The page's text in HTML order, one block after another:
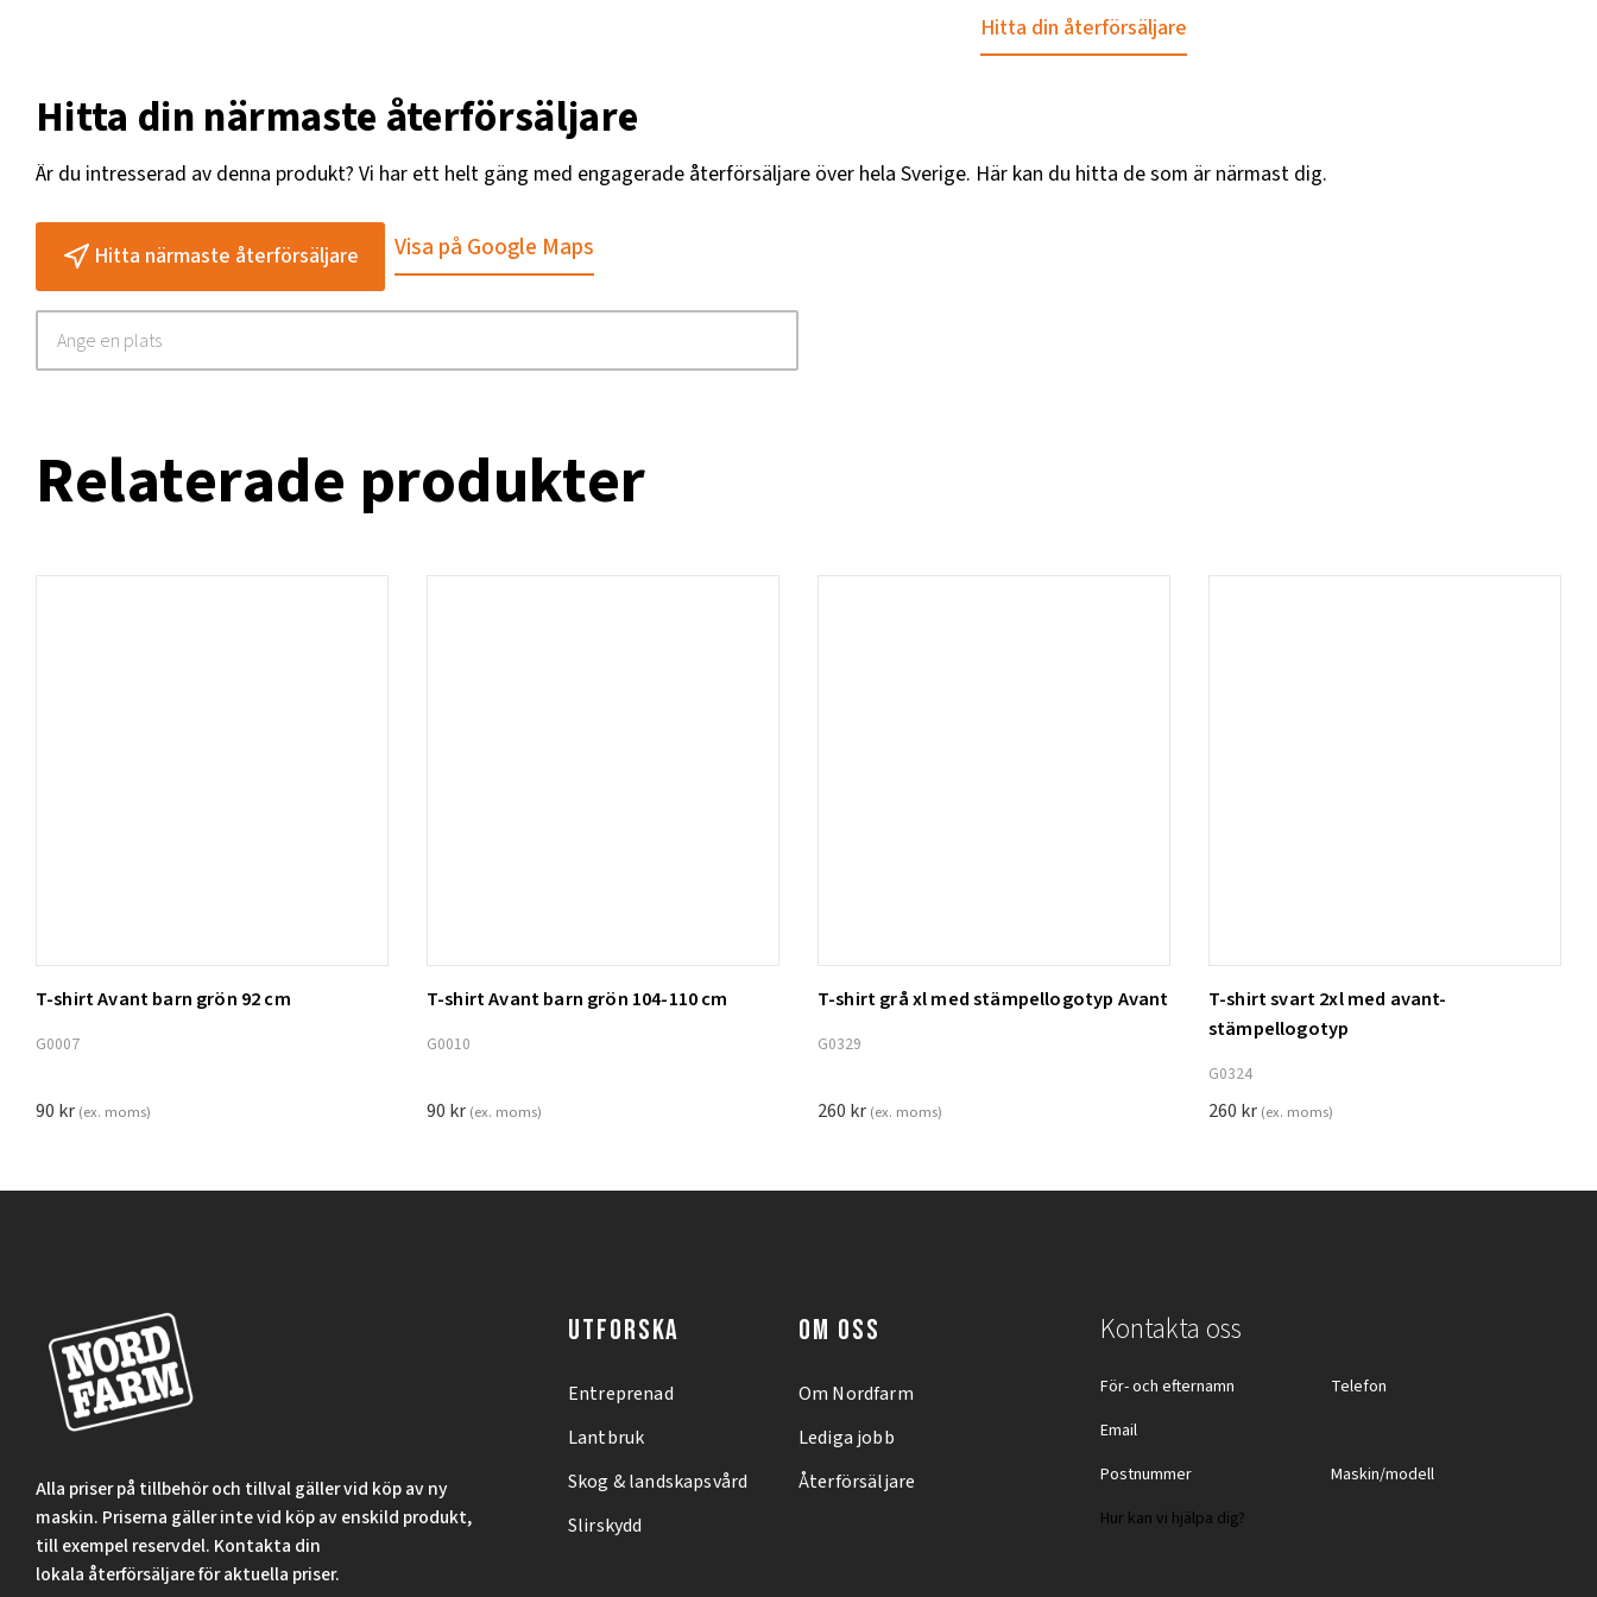
Hitta din återförsäljare
Hitta din närmaste återförsäljare
Är du intresserad av denna produkt? Vi har ett helt gäng med engagerade återförsäljare över hela Sverige. Här kan du hitta de som är närmast dig.
Hitta närmaste återförsäljare Visa på Google Maps
Relaterade produkter
Lägg till i varukorg
T-shirt Avant barn grön 92 cm
G0007
90 kr (ex. moms)
Lägg till i varukorg
T-shirt Avant barn grön 104-110 cm
G0010
90 kr (ex. moms)
Lägg till i varukorg
T-shirt grå xl med stämpellogotyp Avant
G0329
260 kr (ex. moms)
T-shirt svart 2xl med avant-
stämpellogotyp
G0324
260 kr (ex. moms)
Alla priser på tillbehör och tillval gäller vid köp av ny
maskin. Priserna gäller inte vid köp av enskild produkt,
till exempel reservdel. Kontakta din
lokala återförsäljare för aktuella priser.
UTFORSKA
Entreprenad
Lantbruk
Skog & landskapsvård
Slirskydd
OM OSS
Om Nordfarm
Lediga jobb
Återförsäljare
Kontakta oss